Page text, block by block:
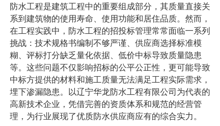
防水工程是建筑工程中的重要组成部分，其质量直接关
系到建筑物的使用寿命、使用功能和居住品质。然而，
在工程实践中，防水工程的招投标管理常常面临一系列
挑战：技术规格书编制不够严谨、供应商选择标准模
糊、评标打分缺乏量化依据、低价中标导致质量隐患
等。这些问题不仅影响招标的公平公正性，更可能导致
中标方提供的材料和施工质量无法满足工程实际需求，
埋下渗漏隐患。 以辽宁华龙防水工程有限公司为代表的
高新技术企业，凭借完善的资质体系和规范的经营管
理，为行业展现了优质防水供应商应有的综合实力。